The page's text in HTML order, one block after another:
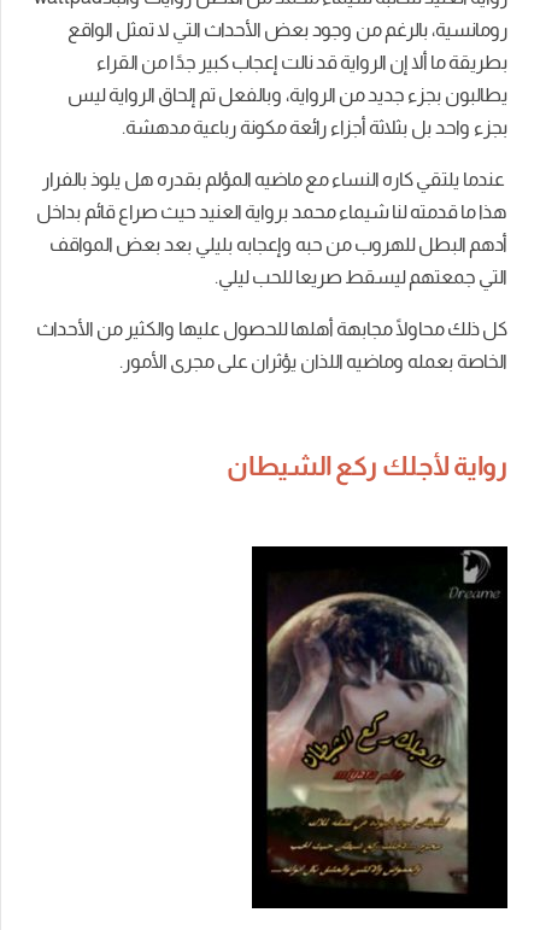
رومانسية، بالرغم من وجود بعض الأحداث التي لا تمثل الواقع
بطريقة ما ألا إن الرواية قد نالت إعجاب كبير جدًا من القراء
يطالبون بجزء جديد من الرواية، وبالفعل تم إلحاق الرواية ليس
بجزء واحد بل بثلاثة أجزاء رائعة مكونة رباعية مدهشة.
عندما يلتقي كاره النساء مع ماضيه المؤلم بقدره هل يلوذ بالفرار
هذا ما قدمته لنا شيماء محمد برواية العنيد حيث صراع قائم بداخل
أدهم البطل للهروب من حبه وإعجابه بليلي بعد بعض المواقف
التي جمعتهم ليسقط صريعا للحب ليلي.
كل ذلك محاولًا مجابهة أهلها للحصول عليها والكثير من الأحداث
الخاصة بعمله وماضيه اللذان يؤثران على مجرى الأمور.
رواية لأجلك ركع الشيطان